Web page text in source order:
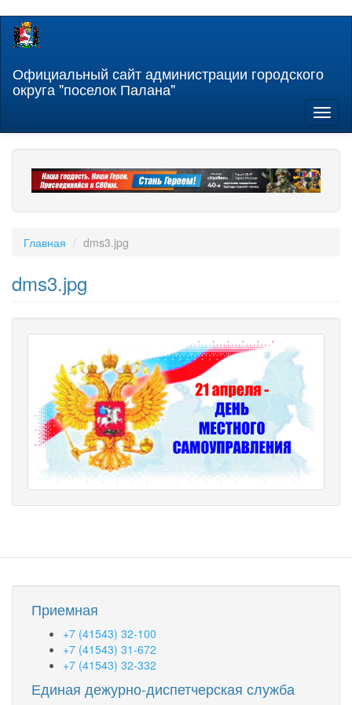
Перейти
содержанию
Официальный сайт администрации городского
округа "поселок Палана"
Главная dms3.jpg
dms3.jpg
Приемная
+7 (41543) 32-100
+7 (41543) 31-672
+7 (41543) 32-332
Единая дежурно-диспетчерская служба